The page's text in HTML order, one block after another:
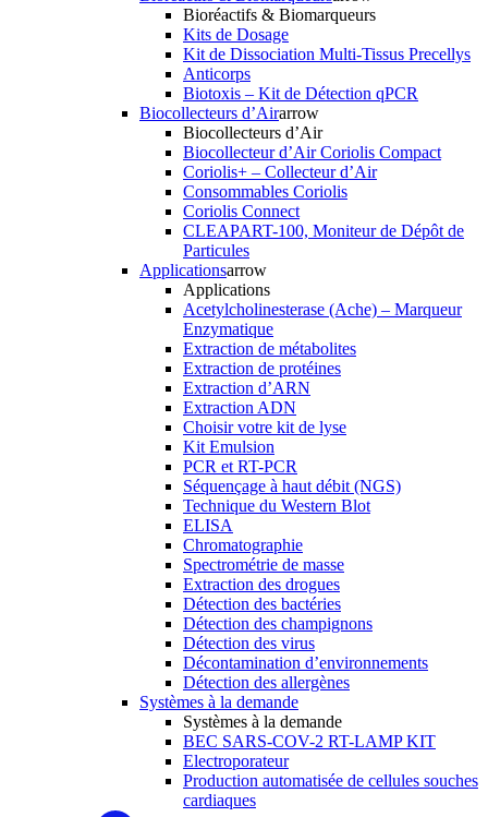
Bioréactifs & Biomarqueurs
Kits de Dosage
Kit de Dissociation Multi-Tissus Precellys
Anticorps
Biotoxis – Kit de Détection qPCR
Biocollecteurs d’Airarrow
Biocollecteurs d’Air
Biocollecteur d’Air Coriolis Compact
Coriolis+ – Collecteur d’Air
Consommables Coriolis
Coriolis Connect
CLEAPART-100, Moniteur de Dépôt de
Particules
Applicationsarrow
Applications
Acetylcholinesterase (Ache) – Marqueur
Enzymatique
Extraction de métabolites
Extraction de protéines
Extraction d’ARN
Extraction ADN
Choisir votre kit de lyse
Kit Emulsion
PCR et RT-PCR
Séquençage à haut débit (NGS)
Technique du Western Blot
ELISA
Chromatographie
Spectrométrie de masse
Extraction des drogues
Détection des bactéries
Détection des champignons
Détection des virus
Décontamination d’environnements
Détection des allergènes
Systèmes à la demande
Systèmes à la demande
BEC SARS-COV-2 RT-LAMP KIT
Electroporateur
Production automatisée de cellules souches
cardiaques